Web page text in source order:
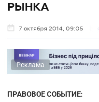
РЫНКА
7 октября 2014, 09:05
Реклама
ПРАВОВОЕ СОБЫТИЕ: